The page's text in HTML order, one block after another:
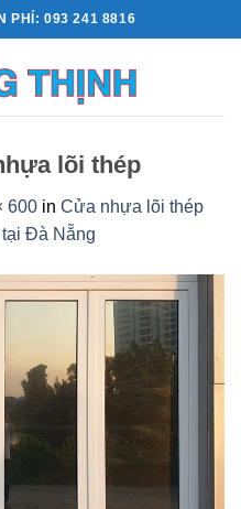
PHÍ: 093 241 8816
lõi thép
600 in Cửa nhựa lõi thép
Đà Nẵng